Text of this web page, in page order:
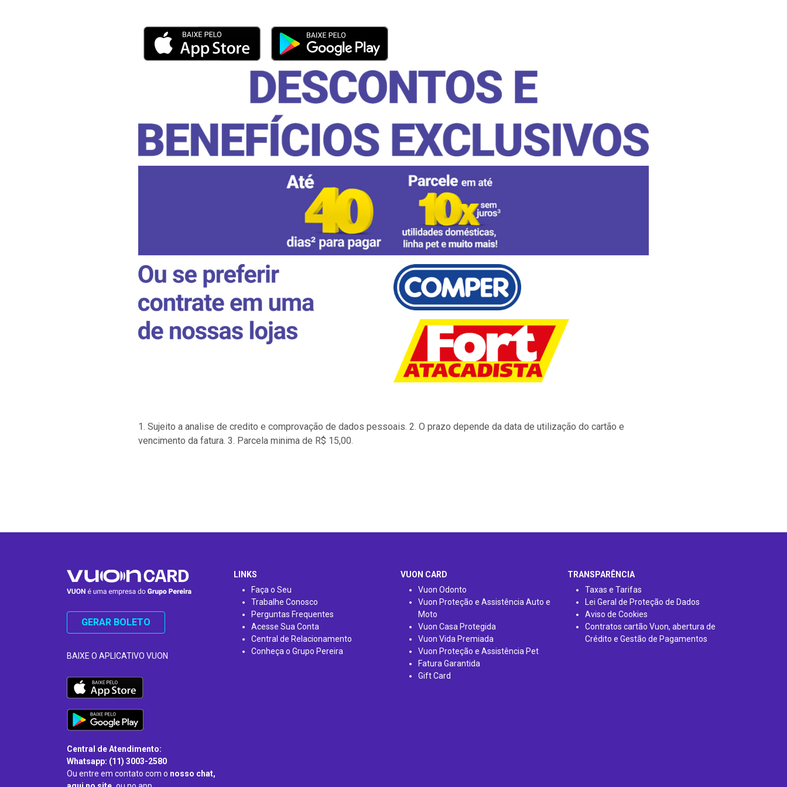
1. Sujeito a analise de credito e comprovação de dados pessoais. 2. O prazo depende da data de utilização do cartão e
vencimento da fatura. 3. Parcela minima de R$ 15,00.
GERAR BOLETO
BAIXE O APLICATIVO VUON
Central de Atendimento:
Whatsapp: (11) 3003-2580
Ou entre em contato com o nosso chat,
LINKS
Faça o Seu
Trabalhe Conosco
Perguntas Frequentes
Acesse Sua Conta
Central de Relacionamento
Conheça o Grupo Pereira
VUON CARD
Vuon Odonto
Vuon Proteção e Assistência Auto e
Moto
Vuon Casa Protegida
Vuon Vida Premiada
Vuon Proteção e Assistência Pet
Fatura Garantida
Gift Card
TRANSPARÊNCIA
Taxas e Tarifas
Lei Geral de Proteção de Dados
Aviso de Cookies
Contratos cartão Vuon, abertura de
Crédito e Gestão de Pagamentos